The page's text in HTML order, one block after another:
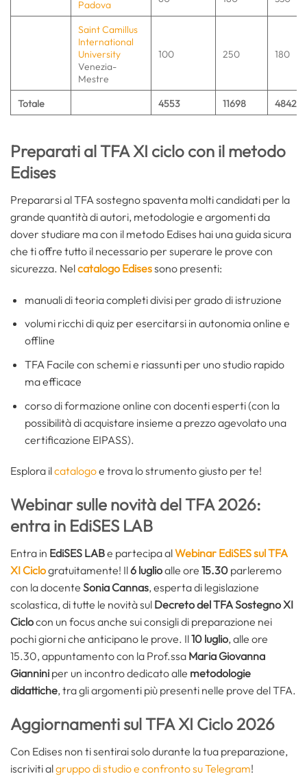
Padova
Saint Camillus
International
University
Venezia-
Mestre
100 250 180
Totale 4553 11698 4842
Preparati al TFA XI ciclo con il metodo
Edises
Prepararsi al TFA sostegno spaventa molti candidati per la
grande quantità di autori, metodologie e argomenti da
dover studiare ma con il metodo Edises hai una guida sicura
che ti offre tutto il necessario per superare le prove con
sicurezza. Nelcatalogo Edisessono presenti:
manuali di teoria completi divisi per grado di istruzione
volumi ricchi di quiz per esercitarsi in autonomia online e
offline
TFA Facile con schemi e riassunti per uno studio rapido
ma efficace
corso di formazione online con docenti esperti (con la
possibilità di acquistare insieme a prezzo agevolato una
certificazione EIPASS).
Esplora ilcatalogoe trova lo strumento giusto per te!
Webinar sulle novità del TFA 2026:
entra in EdiSES LAB
Entra in EdiSES LABe partecipa alWebinar EdiSES sul TFA
XI Ciclogratuitamente! Il6 luglioalle ore 15.30 parleremo
con la docente Sonia Cannas, esperta di legislazione
scolastica, di tutte le novità sul Decreto del TFA Sostegno XI
Ciclocon un focus anche sui consigli di preparazione nei
pochi giorni che anticipano le prove. Il10 luglio, alle ore
15.30, appuntamento con la Prof.ssa Maria Giovanna
Giannini per un incontro dedicato alle metodologie
didattiche, tra gli argomenti più presenti nelle prove del TFA.
Aggiornamenti sul TFA XI Ciclo 2026
Con Edises non ti sentirai solo durante la tua preparazione,
iscriviti algruppo di studio e confronto su Telegram!